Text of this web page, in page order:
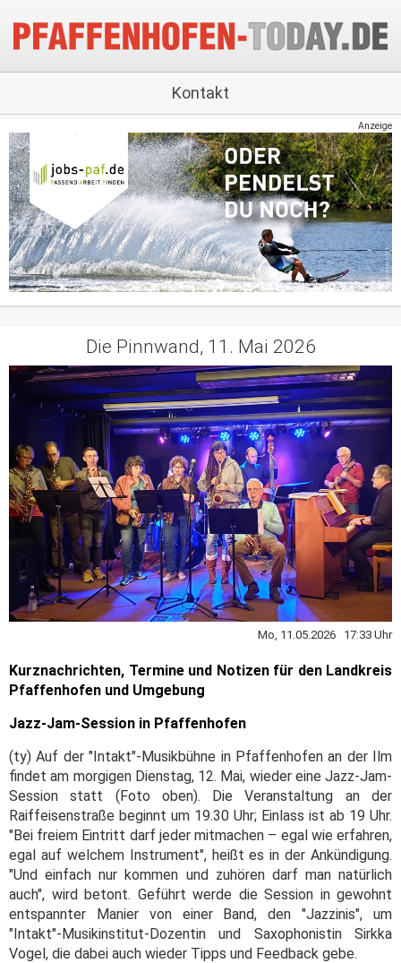
Kontakt
Anzeige
Die Pinnwand, 11. Mai 2026
Mo, 11.05.2026 17:33 Uhr
Kurznachrichten, Termine und Notizen für den Landkreis
Pfaffenhofen und Umgebung
Jazz-Jam-Session in Pfaffenhofen
(ty) Auf der "Intakt"-Musikbühne in Pfaffenhofen an der Ilm
findet am morgigen Dienstag, 12. Mai, wieder eine Jazz-Jam-
Session statt (Foto oben). Die Veranstaltung an der
Raiffeisenstraße beginnt um 19.30 Uhr; Einlass ist ab 19 Uhr.
"Bei freiem Eintritt darf jeder mitmachen – egal wie erfahren,
egal auf welchem Instrument", heißt es in der Ankündigung.
"Und einfach nur kommen und zuhören darf man natürlich
auch", wird betont. Geführt werde die Session in gewohnt
entspannter Manier von einer Band, den "Jazzinis", um
"Intakt"-Musikinstitut-Dozentin und Saxophonistin Sirkka
Vogel, die dabei auch wieder Tipps und Feedback gebe.